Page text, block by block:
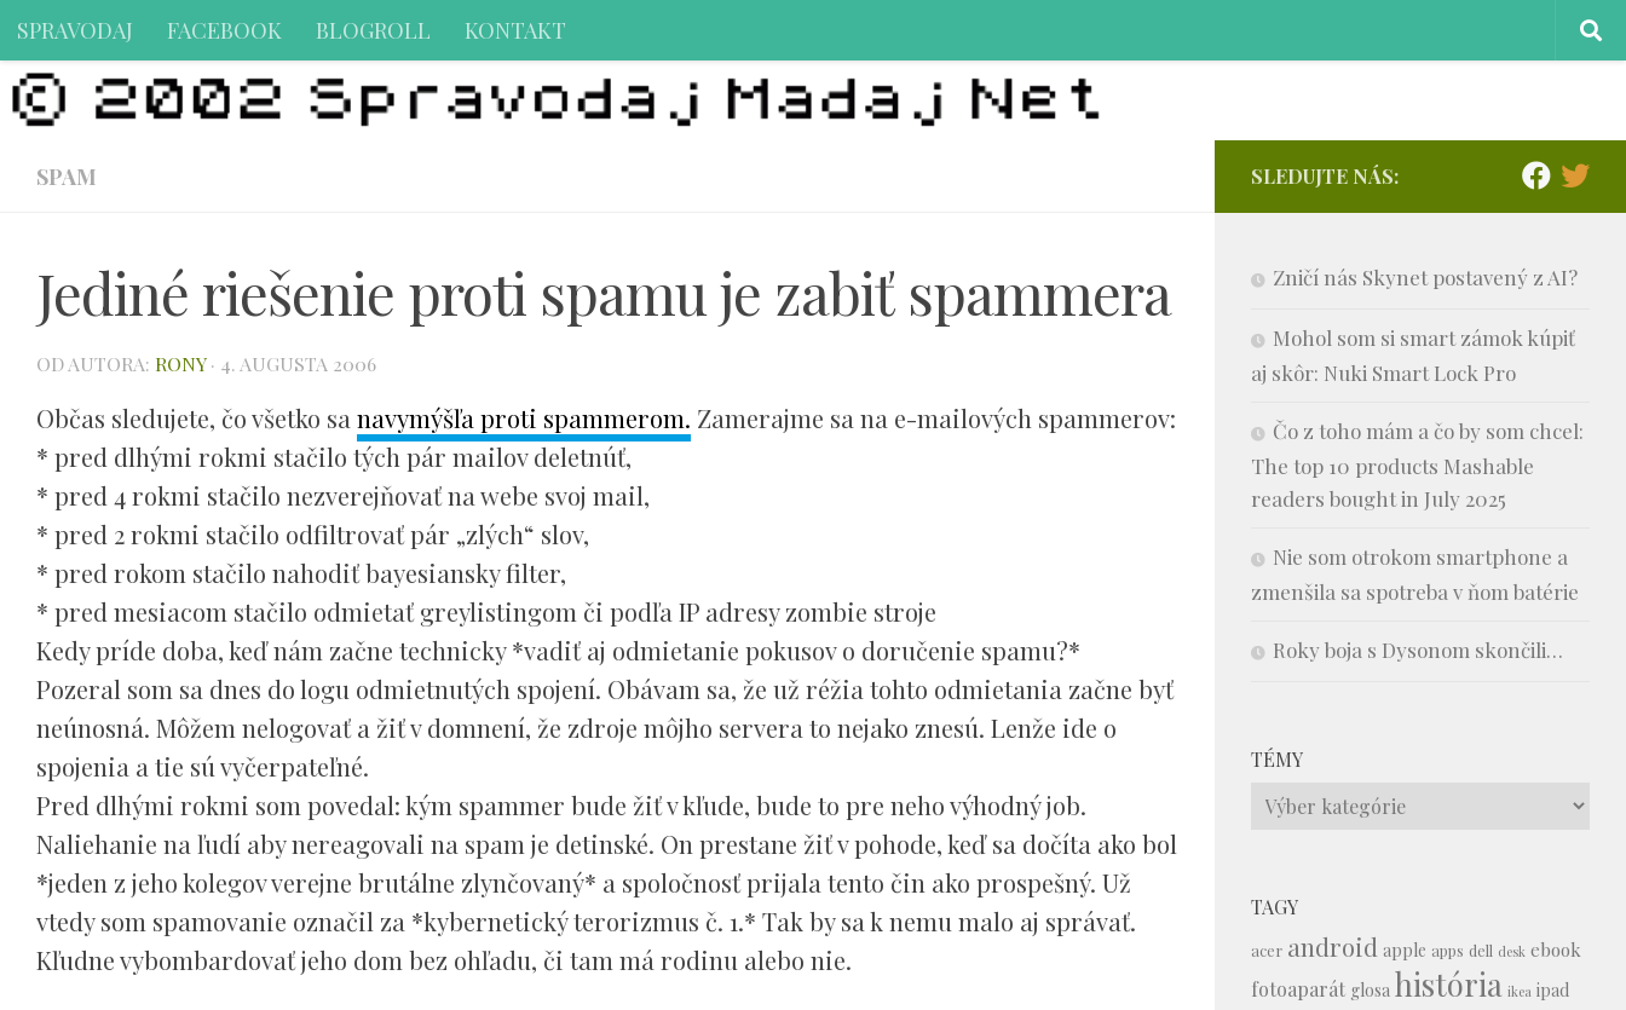
Preskočiť na obsah
SPRAVODAJ FACEBOOK BLOGROLL KONTAKT
SPAM
Jediné riešenie proti spamu je zabiť spammera
OD AUTORA: RONY · 4. AUGUSTA 2006
Občas sledujete, čo všetko sa navymýšľa proti spammerom. Zamerajme sa na e-mailových spammerov:
* pred dlhými rokmi stačilo tých pár mailov deletnúť,
* pred 4 rokmi stačilo nezverejňovať na webe svoj mail,
* pred 2 rokmi stačilo odfiltrovať pár „zlých“ slov,
* pred rokom stačilo nahodiť bayesiansky filter,
* pred mesiacom stačilo odmietať greylistingom či podľa IP adresy zombie stroje
Kedy príde doba, keď nám začne technicky *vadiť aj odmietanie pokusov o doručenie spamu?*
Pozeral som sa dnes do logu odmietnutých spojení. Obávam sa, že už réžia tohto odmietania začne byť
neúnosná. Môžem nelogovať a žiť v domnení, že zdroje môjho servera to nejako znesú. Lenže ide o
spojenia a tie sú vyčerpateľné.
Pred dlhými rokmi som povedal: kým spammer bude žiť v kľude, bude to pre neho výhodný job.
Naliehanie na ľudí aby nereagovali na spam je detinské. On prestane žiť v pohode, keď sa dočíta ako bol
*jeden z jeho kolegov verejne brutálne zlynčovaný* a spoločnosť prijala tento čin ako prospešný. Už
vtedy som spamovanie označil za *kybernetický terorizmus č. 1.* Tak by sa k nemu malo aj správať.
Kľudne vybombardovať jeho dom bez ohľadu, či tam má rodinu alebo nie.
SLEDUJTE NÁS:
Zničí nás Skynet postavený z AI?
Mohol som si smart zámok kúpiť
aj skôr: Nuki Smart Lock Pro
Čo z toho mám a čo by som chcel:
The top 10 products Mashable
readers bought in July 2025
Nie som otrokom smartphone a
zmenšila sa spotreba v ňom batérie
Roky boja s Dysonom skončili…
TÉMY
Témy
TAGY
acer android apple apps dell desk ebook
fotoaparát glosa história ikea ipad